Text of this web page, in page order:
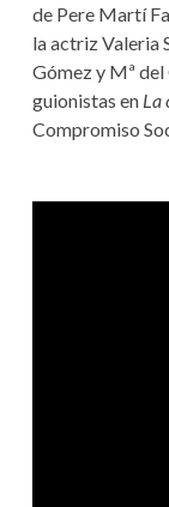
de Pere Martí
la actriz Valeria
Gómez y Mª
guionistas en La
Compromiso